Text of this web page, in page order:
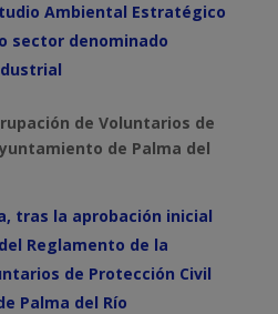
Ambiental Estratégico
sector denominado
de Voluntarios de
de Palma del
tras la aprobación inicial
Reglamento de la
de Protección Civil
Palma del Río